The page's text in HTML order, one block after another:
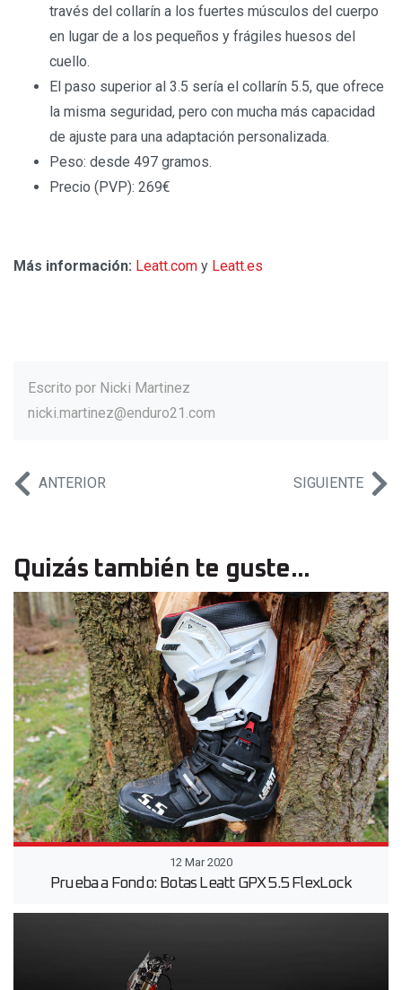
través del collarín a los fuertes músculos del cuerpo
en lugar de a los pequeños y frágiles huesos del
cuello.
El paso superior al 3.5 sería el collarín 5.5, que ofrece
la misma seguridad, pero con mucha más capacidad
de ajuste para una adaptación personalizada.
Peso: desde 497 gramos.
Precio (PVP): 269€
Más información: Leatt.com y Leatt.es
Escrito por Nicki Martinez
nicki.martinez@enduro21.com
ANTERIOR SIGUIENTE
Quizás también te guste...
12 Mar 2020
Prueba a Fondo: Botas Leatt GPX 5.5 FlexLock